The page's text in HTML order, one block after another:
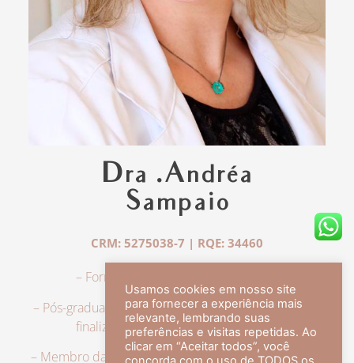
Dra .Andréa
Sampaio
CRM: 5275038-7 | RQE: 34460
– Formação em Medicina pela UFRJ.
– Pós-graduação em Dermatologia pela UFRJ, tendo
finalizado a especialização em 2007.
– Membro da Sociedade Brasileira de Dermatologia,
Usamos cookies em nosso site
para fornecer a experiência mais
relevante, lembrando suas
preferências e visitas repetidas. Ao
clicar em “Aceitar todos”, você